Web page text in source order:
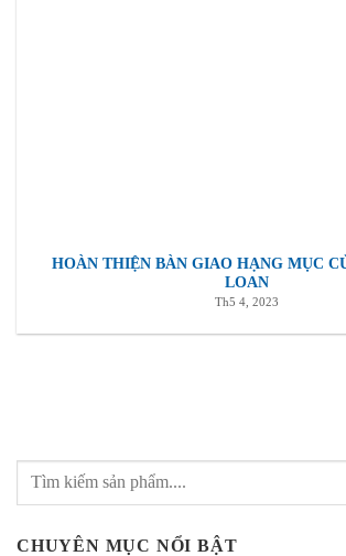
HOÀN THIỆN BÀN GIAO HẠNG MỤC
LOAN
Th5 4, 2023
CHUYÊN MỤC NỔI BẬT